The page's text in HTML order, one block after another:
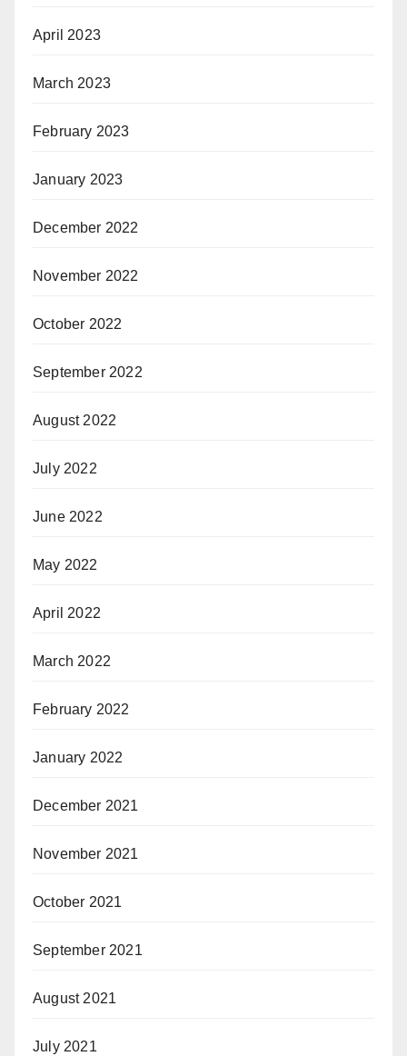
April 2023
March 2023
February 2023
January 2023
December 2022
November 2022
October 2022
September 2022
August 2022
July 2022
June 2022
May 2022
April 2022
March 2022
February 2022
January 2022
December 2021
November 2021
October 2021
September 2021
August 2021
July 2021